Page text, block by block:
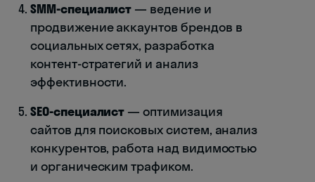
SMM-специалист — ведение и
продвижение аккаунтов брендов в
социальных сетях, разработка
контент-стратегий и анализ
эффективности.
SEO-специалист — оптимизация
сайтов для поисковых систем, анализ
конкурентов, работа над видимостью
и органическим трафиком.